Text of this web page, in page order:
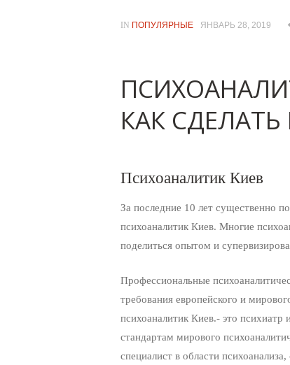
IN ПОПУЛЯРНЫЕ ЯНВАРЬ 28, 2019
КАК
Психоаналитик Киев
За последние 10 лет существенно
психоаналитик Киев. Многие
поделиться опытом и
Профессиональные
требования европейского и
психоаналитик Киев.- это
стандартам мирового
специалист в области